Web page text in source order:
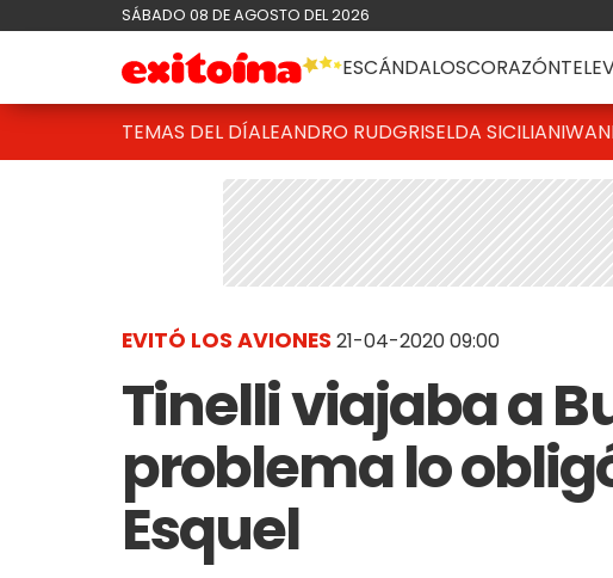
SÁBADO 08 DE AGOSTO DEL 2026
ESCÁNDALOSCORAZÓN
TEMAS DEL DÍALEANDRO RUDGRISELDA SICILIANI
EVITÓ LOS AVIONES 21-04-2020 09:00
Tinelli viajaba a
problema lo
Esquel